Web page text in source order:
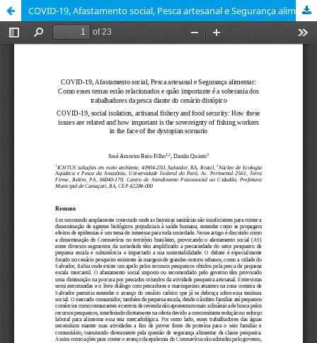
COVID-19, Afastamento social, Pesca artesanal e Segurança alimentar: Como esses temas estão relacionados e quão importante é a soberania dos trabalhadores da pesca diante do cenário distópico